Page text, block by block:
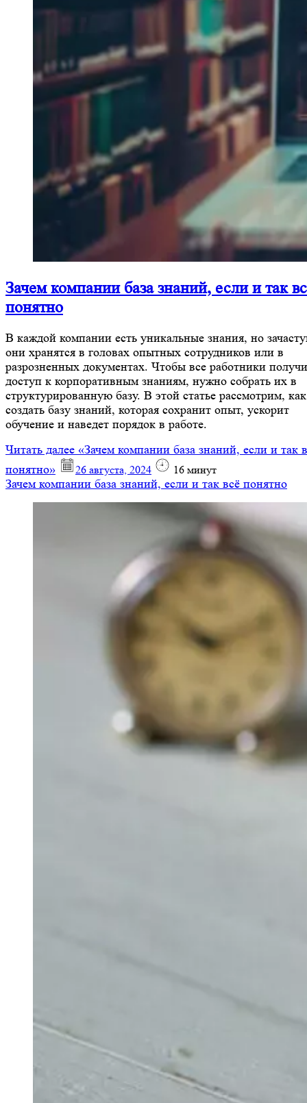
Зачем компании база знаний, если и так
понятно
В каждой компании есть уникальные знания, но
они хранятся в головах опытных сотрудников или в
разрозненных документах. Чтобы все работники
доступ к корпоративным знаниям, нужно собрать их в
структурированную базу. В этой статье рассмотрим, как
создать базу знаний, которая сохранит опыт, ускорит
обучение и наведет порядок в работе.
Читать далее «Зачем компании база знаний, если и так
понятно»
26 августа, 2024 16 минут
Зачем компании база знаний, если и так всё понятно